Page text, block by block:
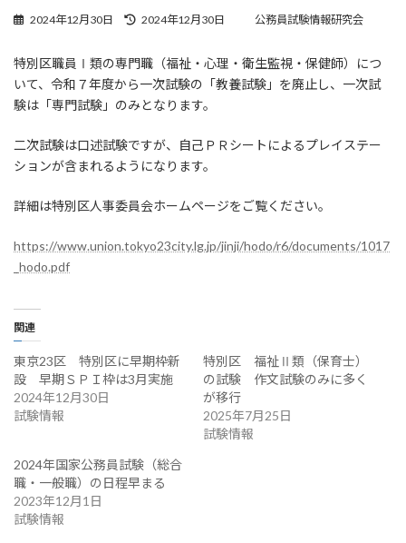
2024年12月30日
最
新
日
時
:
2024年12月30日 公務員試験情報研究会
特別区職員Ⅰ類の専門職（福祉・心理・衛生監視・保健師）につ
いて、令和７年度から一次試験の「教養試験」を廃止し、一次試
験は「専門試験」のみとなります。
二次試験は口述試験ですが、自己ＰＲシートによるプレイステー
ションが含まれるようになります。
詳細は特別区人事委員会ホームページをご覧ください。
https://www.union.tokyo23city.lg.jp/jinji/hodo/r6/documents/1017
_hodo.pdf
関連
東京23区 特別区に早期枠新
設 早期ＳＰＩ枠は3月実施
2024年12月30日
試験情報
特別区 福祉Ⅱ類（保育士）
の試験 作文試験のみに多く
が移行
2025年7月25日
試験情報
2024年国家公務員試験（総合
職・一般職）の日程早まる
2023年12月1日
試験情報